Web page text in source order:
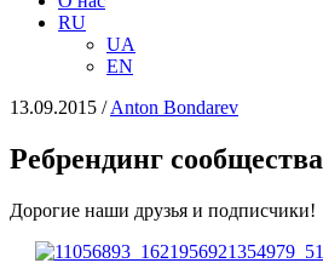
RU
UA
EN
13.09.2015 /Anton Bondarev
Ребрендинг сообщества
Дорогие наши друзья и подписчики!